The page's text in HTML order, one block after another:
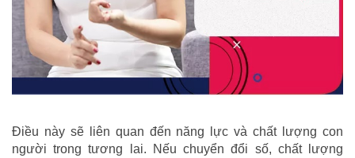
Điều này sẽ liên quan đến năng lực và chất lượng con
người trong tương lai. Nếu chuyển đổi số, chất lượng